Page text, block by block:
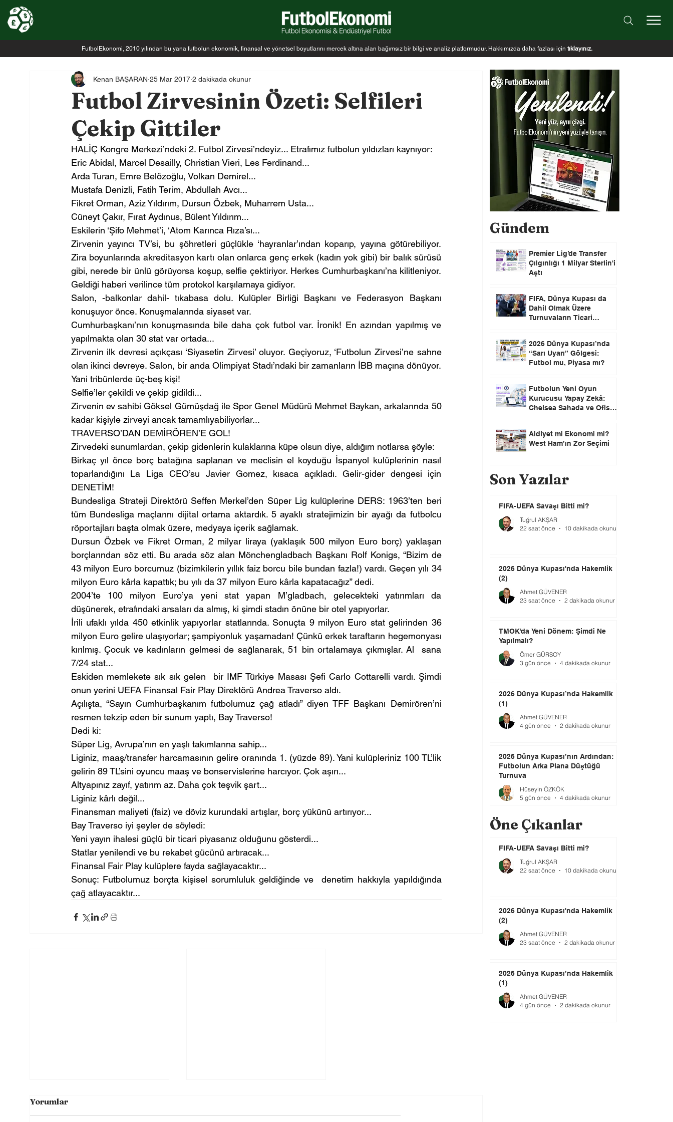
FutbolEkonomi, 2010 yılından bu yana futbolun ekonomik, finansal ve yönetsel boyutlarını mercek altına alan bağımsız bir bilgi ve analiz platformudur. Hakkımızda daha fazlası için tıklayınız.
Futbol Zirvesinin Özeti: Selfileri
Çekip Gittiler
Kenan BAŞARAN 25 Mar 2017 2 dakikada okunur
HALİÇ Kongre Merkezi’ndeki 2. Futbol Zirvesi’ndeyiz... Etrafımız futbolun yıldızları kaynıyor:
Eric Abidal, Marcel Desailly, Christian Vieri, Les Ferdinand...
Arda Turan, Emre Belözoğlu, Volkan Demirel...
Mustafa Denizli, Fatih Terim, Abdullah Avcı...
Fikret Orman, Aziz Yıldırım, Dursun Özbek, Muharrem Usta...
Cüneyt Çakır, Fırat Aydınus, Bülent Yıldırım...
Eskilerin ‘Şifo Mehmet’i, ‘Atom Karınca Rıza’sı...
Zirvenin yayıncı TV’si, bu şöhretleri güçlükle ‘hayranlar’ından koparıp, yayına götürebiliyor.
Zira boyunlarında akreditasyon kartı olan onlarca genç erkek (kadın yok gibi) bir balık sürüsü
gibi, nerede bir ünlü görüyorsa koşup, selfie çektiriyor. Herkes Cumhurbaşkanı’na kilitleniyor.
Geldiği haberi verilince tüm protokol karşılamaya gidiyor.
Salon, -balkonlar dahil- tıkabasa dolu. Kulüpler Birliği Başkanı ve Federasyon Başkanı
konuşuyor önce. Konuşmalarında siyaset var.
Cumhurbaşkanı’nın konuşmasında bile daha çok futbol var. İronik! En azından yapılmış ve
yapılmakta olan 30 stat var ortada...
Zirvenin ilk devresi açıkçası ‘Siyasetin Zirvesi’ oluyor. Geçiyoruz, ‘Futbolun Zirvesi’ne sahne
olan ikinci devreye. Salon, bir anda Olimpiyat Stadı’ndaki bir zamanların İBB maçına dönüyor.
Yani tribünlerde üç-beş kişi!
Selfie’ler çekildi ve çekip gidildi...
Zirvenin ev sahibi Göksel Gümüşdağ ile Spor Genel Müdürü Mehmet Baykan, arkalarında 50
kadar kişiyle zirveyi ancak tamamlıyabiliyorlar...
TRAVERSO’DAN DEMİRÖREN’E GOL!
Zirvedeki sunumlardan, çekip gidenlerin kulaklarına küpe olsun diye, aldığım notlarsa şöyle:
Birkaç yıl önce borç batağına saplanan ve meclisin el koyduğu İspanyol kulüplerinin nasıl
toparlandığını La Liga CEO’su Javier Gomez, kısaca açıkladı. Gelir-gider dengesi için
DENETİM!
Bundesliga Strateji Direktörü Seffen Merkel’den Süper Lig kulüplerine DERS: 1963’ten beri
tüm Bundesliga maçlarını dijital ortama aktardık. 5 ayaklı stratejimizin bir ayağı da futbolcu
röportajları başta olmak üzere, medyaya içerik sağlamak.
Dursun Özbek ve Fikret Orman, 2 milyar liraya (yaklaşık 500 milyon Euro borç) yaklaşan
borçlarından söz etti. Bu arada söz alan Mönchengladbach Başkanı Rolf Konigs, “Bizim de
43 milyon Euro borcumuz (bizimkilerin yıllık faiz borcu bile bundan fazla!) vardı. Geçen yılı 34
milyon Euro kârla kapattık; bu yılı da 37 milyon Euro kârla kapatacağız” dedi.
2004’te 100 milyon Euro’ya yeni stat yapan M’gladbach, gelecekteki yatırımları da
düşünerek, etrafındaki arsaları da almış, ki şimdi stadın önüne bir otel yapıyorlar.
İrili ufaklı yılda 450 etkinlik yapıyorlar statlarında. Sonuçta 9 milyon Euro stat gelirinden 36
milyon Euro gelire ulaşıyorlar; şampiyonluk yaşamadan! Çünkü erkek taraftarın hegemonyası
kırılmış. Çocuk ve kadınların gelmesi de sağlanarak, 51 bin ortalamaya çıkmışlar. Al  sana
7/24 stat...
Eskiden memlekete sık sık gelen  bir IMF Türkiye Masası Şefi Carlo Cottarelli vardı. Şimdi
onun yerini UEFA Finansal Fair Play Direktörü Andrea Traverso aldı.
Açılışta, “Sayın Cumhurbaşkanım futbolumuz çağ atladı” diyen TFF Başkanı Demirören’ni
resmen tekzip eden bir sunum yaptı, Bay Traverso!
Dedi ki:
Süper Lig, Avrupa’nın en yaşlı takımlarına sahip...
Liginiz, maaş/transfer harcamasının gelire oranında 1. (yüzde 89). Yani kulüpleriniz 100 TL’lik
gelirin 89 TL’sini oyuncu maaş ve bonservislerine harcıyor. Çok aşırı...
Altyapınız zayıf, yatırım az. Daha çok teşvik şart...
Liginiz kârlı değil...
Finansman maliyeti (faiz) ve döviz kurundaki artışlar, borç yükünü artırıyor...
Bay Traverso iyi şeyler de söyledi:
Yeni yayın ihalesi güçlü bir ticari piyasanız olduğunu gösterdi...
Statlar yenilendi ve bu rekabet gücünü artıracak...
Finansal Fair Play kulüplere fayda sağlayacaktır...
Sonuç: Futbolumuz borçta kişisel sorumluluk geldiğinde ve  denetim hakkıyla yapıldığında
çağ atlayacaktır...
Yorumlar
Gündem
Premier Lig’de Transfer
Çılgınlığı 1 Milyar Sterlin'i
Aştı
FIFA, Dünya Kupası da
Dahil Olmak Üzere
Turnuvaların Ticari
2026 Dünya Kupası’nda
“Sarı Uyarı” Gölgesi:
Futbol mu, Piyasa mı?
Futbolun Yeni Oyun
Kurucusu Yapay Zekâ:
Chelsea Sahada ve Ofiste
Aidiyet mi Ekonomi mi?
West Ham’ın Zor Seçimi
Son Yazılar
FIFA-UEFA Savaşı Bitti mi?
Tuğrul AKŞAR
22 saat önce
10 dakikada okunur
2026 Dünya Kupası'nda Hakemlik
(2)
Ahmet GÜVENER
23 saat önce
2 dakikada okunur
TMOK’da Yeni Dönem: Şimdi Ne
Yapılmalı?
Ömer GÜRSOY
3 gün önce
4 dakikada okunur
2026 Dünya Kupası’nda Hakemlik
(1)
Ahmet GÜVENER
4 gün önce
2 dakikada okunur
2026 Dünya Kupası’nın Ardından:
Futbolun Arka Plana Düştüğü
Turnuva
Hüseyin ÖZKÖK
5 gün önce
4 dakikada okunur
Öne Çıkanlar
FIFA-UEFA Savaşı Bitti mi?
Tuğrul AKŞAR
22 saat önce
10 dakikada okunur
2026 Dünya Kupası'nda Hakemlik
(2)
Ahmet GÜVENER
23 saat önce
2 dakikada okunur
2026 Dünya Kupası’nda Hakemlik
(1)
Ahmet GÜVENER
4 gün önce
2 dakikada okunur